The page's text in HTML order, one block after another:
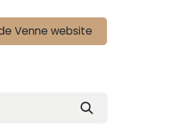
Venne website